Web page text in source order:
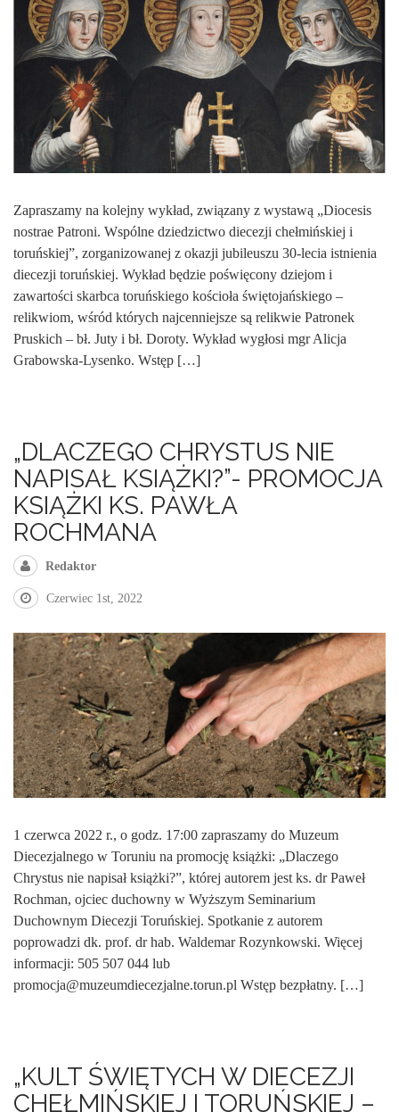
Zapraszamy na kolejny wykład, związany z wystawą „Diocesis
nostrae Patroni. Wspólne dziedzictwo diecezji chełmińskiej i
toruńskiej”, zorganizowanej z okazji jubileuszu 30-lecia istnienia
diecezji toruńskiej. Wykład będzie poświęcony dziejom i
zawartości skarbca toruńskiego kościoła świętojańskiego –
relikwiom, wśród których najcenniejsze są relikwie Patronek
Pruskich – bł. Juty i bł. Doroty. Wykład wygłosi mgr Alicja
Grabowska-Lysenko. Wstęp […]
„DLACZEGO CHRYSTUS NIE
NAPISAŁ KSIĄŻKI?”- PROMOCJA
KSIĄŻKI KS. PAWŁA
ROCHMANA
Redaktor
Czerwiec 1st, 2022
1 czerwca 2022 r., o godz. 17:00 zapraszamy do Muzeum
Diecezjalnego w Toruniu na promocję książki: „Dlaczego
Chrystus nie napisał książki?”, której autorem jest ks. dr Paweł
Rochman, ojciec duchowny w Wyższym Seminarium
Duchownym Diecezji Toruńskiej. Spotkanie z autorem
poprowadzi dk. prof. dr hab. Waldemar Rozynkowski. Więcej
informacji: 505 507 044 lub
promocja@muzeumdiecezjalne.torun.pl Wstęp bezpłatny. […]
„KULT ŚWIĘTYCH W DIECEZJI
CHEŁMIŃSKIEJ I TORUŃSKIEJ –